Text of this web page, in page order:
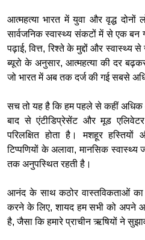
आत्महत्या भारत में युवा और वृद्ध
सार्वजनिक स्वास्थ्य संकटों में से एक बन
पढ़ाई, वित्त, रिश्ते के मुद्दों और स्वास्थ्य
ब्यूरो के अनुसार, आत्महत्या की दर
जो भारत में अब तक दर्ज की गई सबसे
सच तो यह है कि हम पहले से कहीं
बाद से एंटीडिप्रेसेंट और मूड
परिलक्षित होता है। मशहूर हस्तियों
टिप्पणियों के अलावा, मानसिक
तक अनुपस्थित रहती है।
आनंद के साथ कठोर वास्तविकताओं
करने के लिए, शायद हम सभी को अपने
है, जैसा कि हमारे प्राचीन ऋषियों ने